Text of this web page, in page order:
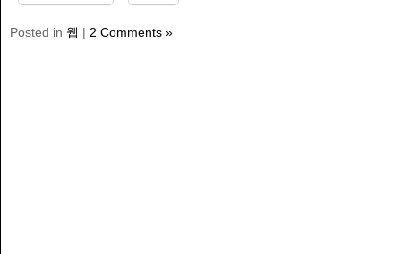
Posted in 웹 2 Comments »